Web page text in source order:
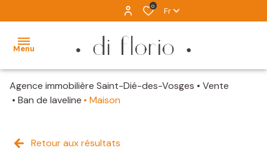
0 Fr
Menu
ACCUEIL
LOCATION
Agence immobilière Saint-Dié-des-Vosges
Vente
Ban de laveline
Maison
Retour aux résultats